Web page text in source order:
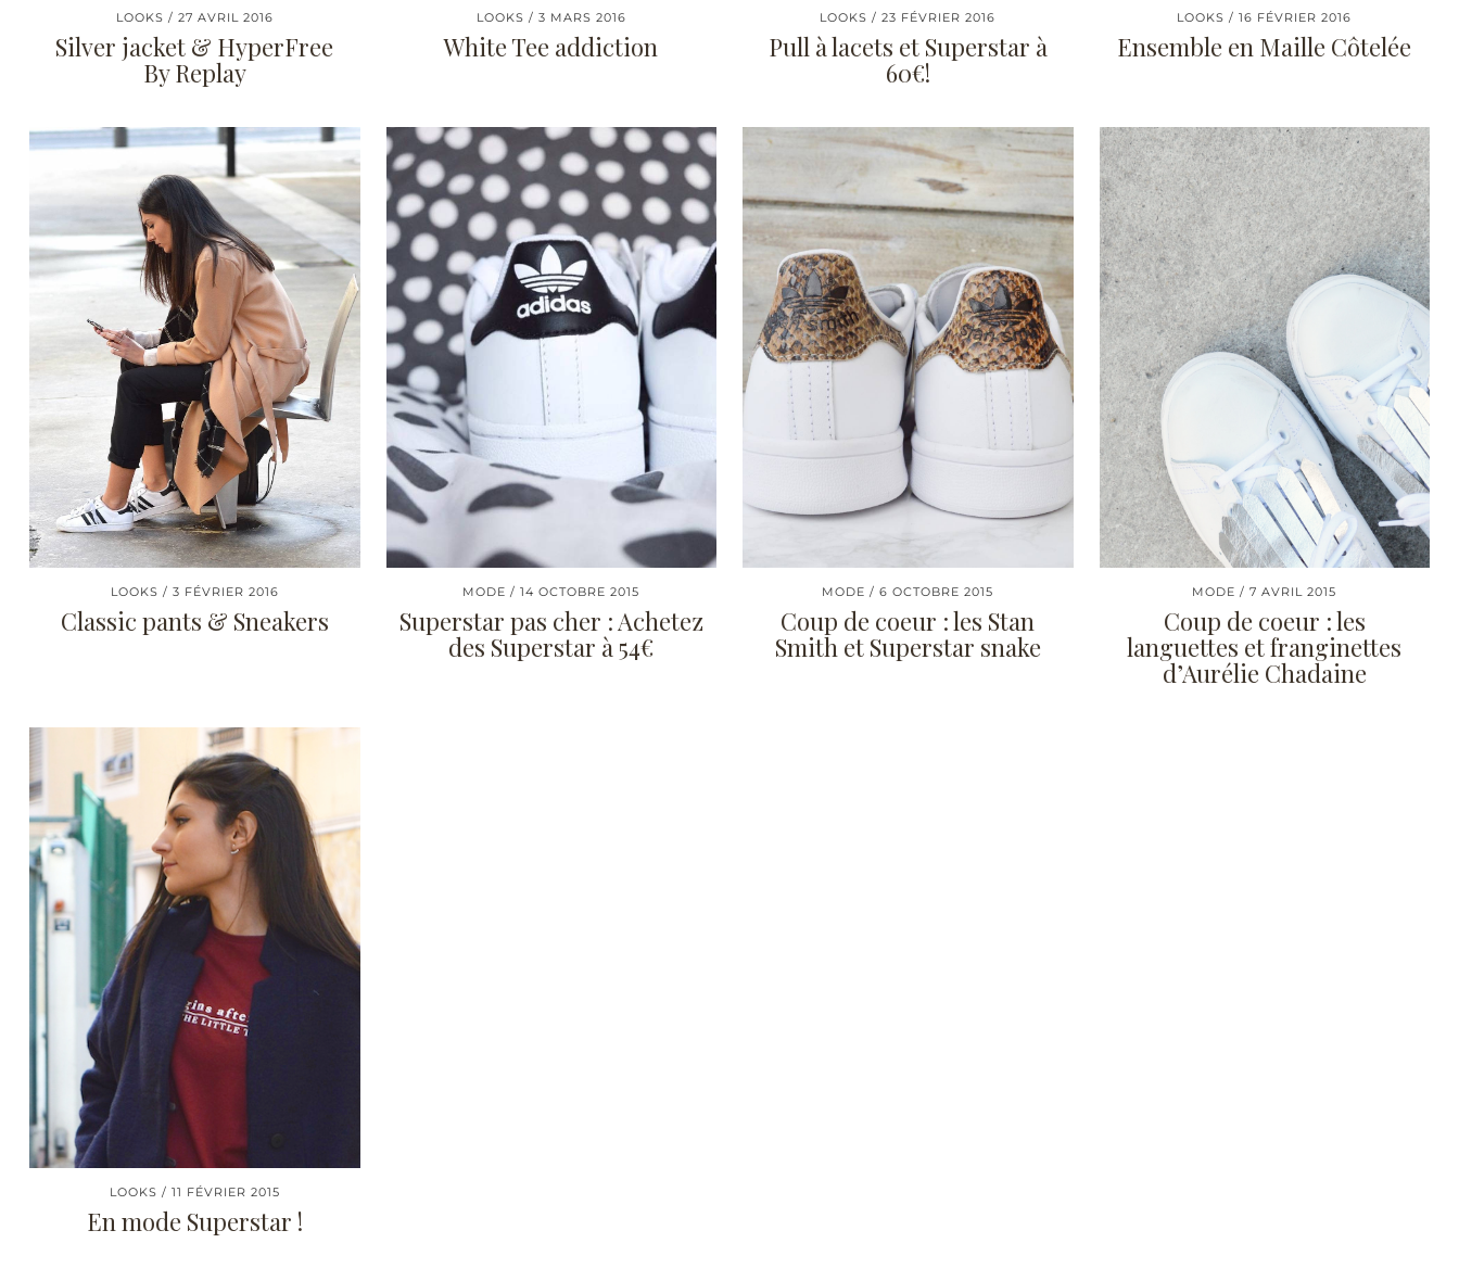
LOOKS 27 AVRIL 2016
Silver jacket & HyperFree
By Replay
LOOKS 3 MARS 2016
White Tee addiction
LOOKS 23 FÉVRIER 2016
Pull à lacets et Superstar à
60€!
LOOKS 16 FÉVRIER 2016
Ensemble en Maille Côtelée
LOOKS 3 FÉVRIER 2016
Classic pants & Sneakers
MODE 14 OCTOBRE 2015
Superstar pas cher : Achetez
des Superstar à 54€
MODE 6 OCTOBRE 2015
Coup de coeur : les Stan
Smith et Superstar snake
MODE 7 AVRIL 2015
Coup de coeur : les
languettes et franginettes
d’Aurélie Chadaine
LOOKS 11 FÉVRIER 2015
En mode Superstar !